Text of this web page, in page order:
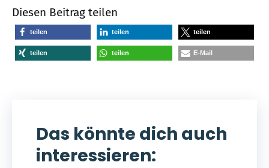
Diesen Beitrag teilen
teilen teilen teilen
teilen teilen E-Mail
Das könnte dich auch
interessieren: